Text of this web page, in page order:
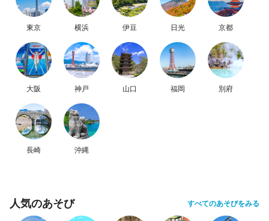
東京 横浜 伊豆 日光 京都
大阪 神戸 山口 福岡 別府
長崎 沖縄
人気のあそび すべてのあそびをみる